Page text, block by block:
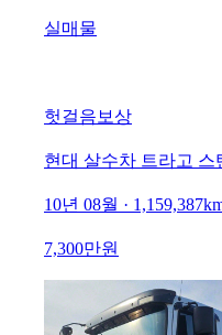
실매물
헛걸음보상
현대 살수차 트라고 스
10년 08월 ·
7,300만원